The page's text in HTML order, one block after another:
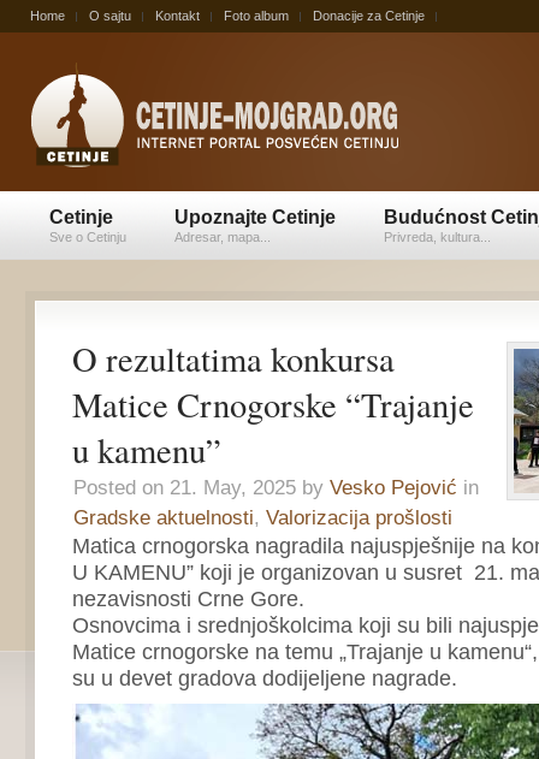
Home O sajtu Kontakt Foto album Donacije za Cetinje
Cetinje
Sve o Cetinju
Upoznajte Cetinje
Adresar, mapa...
Budućnost
Privreda, kultura...
O rezultatima konkursa
Matice Crnogorske “Trajanje
u kamenu”
Posted on 21. May, 2025 by Vesko Pejović in
Gradske aktuelnosti, Valorizacija prošlosti
Matica crnogorska nagradila najuspješnije na
U KAMENU” koji je organizovan u susret 21.
nezavisnosti Crne Gore.
Osnovcima i srednjoškolcima koji su bili
Matice crnogorske na temu „Trajanje u
su u devet gradova dodijeljene nagrade.